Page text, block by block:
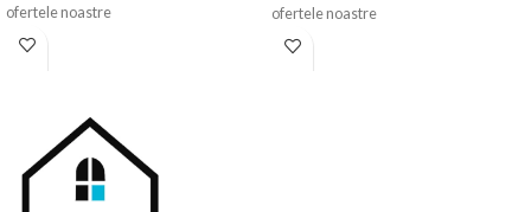
ofertele noastre
ofertele noastre